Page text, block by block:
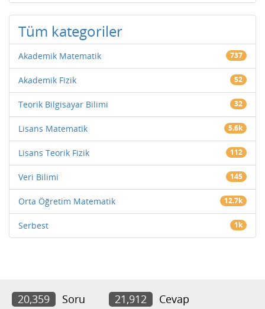
Tüm kategoriler
Akademik Matematik 737
Akademik Fizik 52
Teorik Bilgisayar Bilimi 32
Lisans Matematik 5.6k
Lisans Teorik Fizik 112
Veri Bilimi 145
Orta Öğretim Matematik 12.7k
Serbest 1k
20,359 Soru 21,912 Cevap